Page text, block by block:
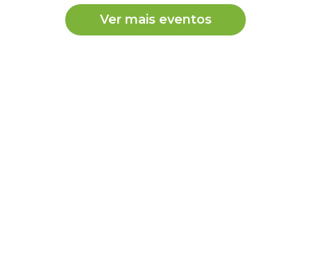
Ver mais eventos